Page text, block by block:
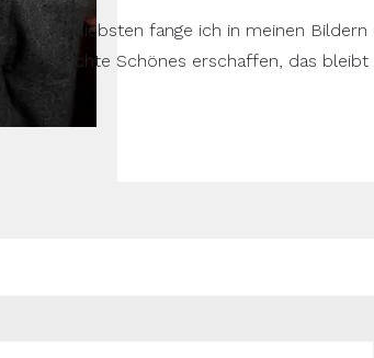
Am liebsten fange ich in meinen
möchte Schönes erschaffen, das